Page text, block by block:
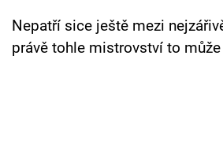
Nepatří sice ještě mezi
právě tohle mistrovství to